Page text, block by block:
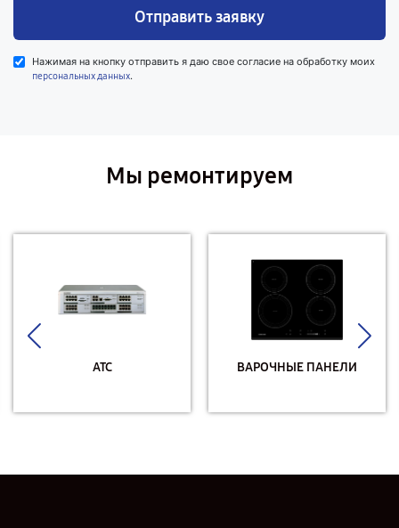
Отправить заявку
Нажимая на кнопку отправить я даю свое согласие на обработку моих
персональных данных.
Мы ремонтируем
АТС ВАРОЧНЫЕ ПАНЕЛИ